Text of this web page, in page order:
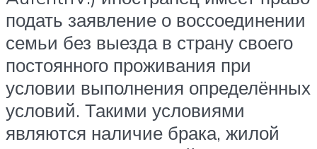
подать заявление о воссоединении
семьи без выезда в страну своего
постоянного проживания при
условии выполнения определённых
условий. Такими условиями
являются наличие брака, жилой